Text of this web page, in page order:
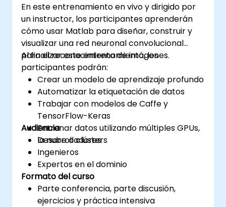
En este entrenamiento en vivo y dirigido por
un instructor, los participantes aprenderán
cómo usar Matlab para diseñar, construir y
visualizar una red neuronal convolucional
para el reconocimiento de imágenes.
Al finalizar este entrenamiento, los
participantes podrán:
Crear un modelo de aprendizaje profundo
Automatizar la etiquetación de datos
Trabajar con modelos de Caffe y
TensorFlow-Keras
Entrenar datos utilizando múltiples GPUs,
la nube o clústers
Audiencia
Desarrolladores
Ingenieros
Expertos en el dominio
Formato del curso
Parte conferencia, parte discusión,
ejercicios y práctica intensiva